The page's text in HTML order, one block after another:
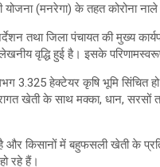
योजना (मनरेगा) के तहत कोरोना
तथा जिला पंचायत की मुख्य
वृद्धि हुई है। इसके परिणामस्वरूप
3.325 हेक्टेयर कृषि भूमि सिंचित
खेती के साथ मक्का, धान, सरसों
और किसानों में बहुफसली खेती के
रहे हैं।